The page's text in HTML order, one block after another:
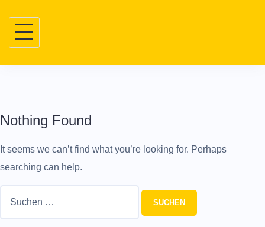
Nothing Found
It seems we can’t find what you’re looking for. Perhaps
searching can help.